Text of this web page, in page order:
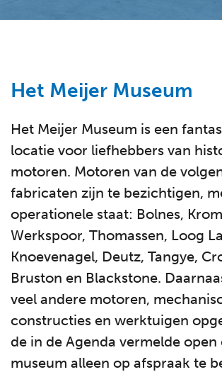
Het Meijer Museum
Het Meijer Museum is een
locatie voor liefhebbers van
motoren. Motoren van de
fabricaten zijn te bezichtigen,
operationele staat: Bolnes,
Werkspoor, Thomassen, Loog
Knoevenagel, Deutz, Tangye,
Bruston en Blackstone.
veel andere motoren,
constructies en werktuigen
de in de Agenda vermelde open
museum alleen op afspraak te